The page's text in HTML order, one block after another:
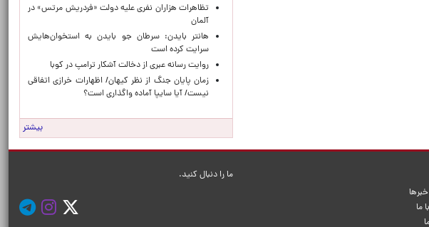
تظاهرات هزاران نفری علیه دولت «فردریش مرتس» در
آلمان
هانتر بایدن: سرطان جو بایدن به استخوان‌هایش
سرایت کرده است
روایت رسانه عبری از دخالت آشکار ترامپ در کوبا
زمان پایان جنگ از نظر کیهان/ اظهارات خرازی اتفاقی
نیست/ آیا سایپا آماده واگذاری است؟
بیشتر
ما
ما را دنبال کنید.